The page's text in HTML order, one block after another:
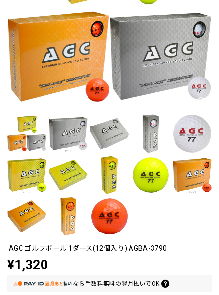
AGC ゴルフボール 1ダース(12個入り) AGBA-3790
¥1,320
なら 手数料無料の翌月払いでOK